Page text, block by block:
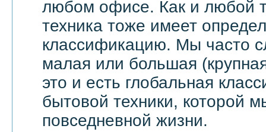
любом офисе. Как и любой
техника тоже имеет
классификацию. Мы часто
малая или большая
это и есть глобальная
бытовой техники, которой
повседневной жизни.